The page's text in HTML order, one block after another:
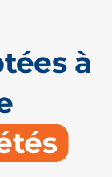
à